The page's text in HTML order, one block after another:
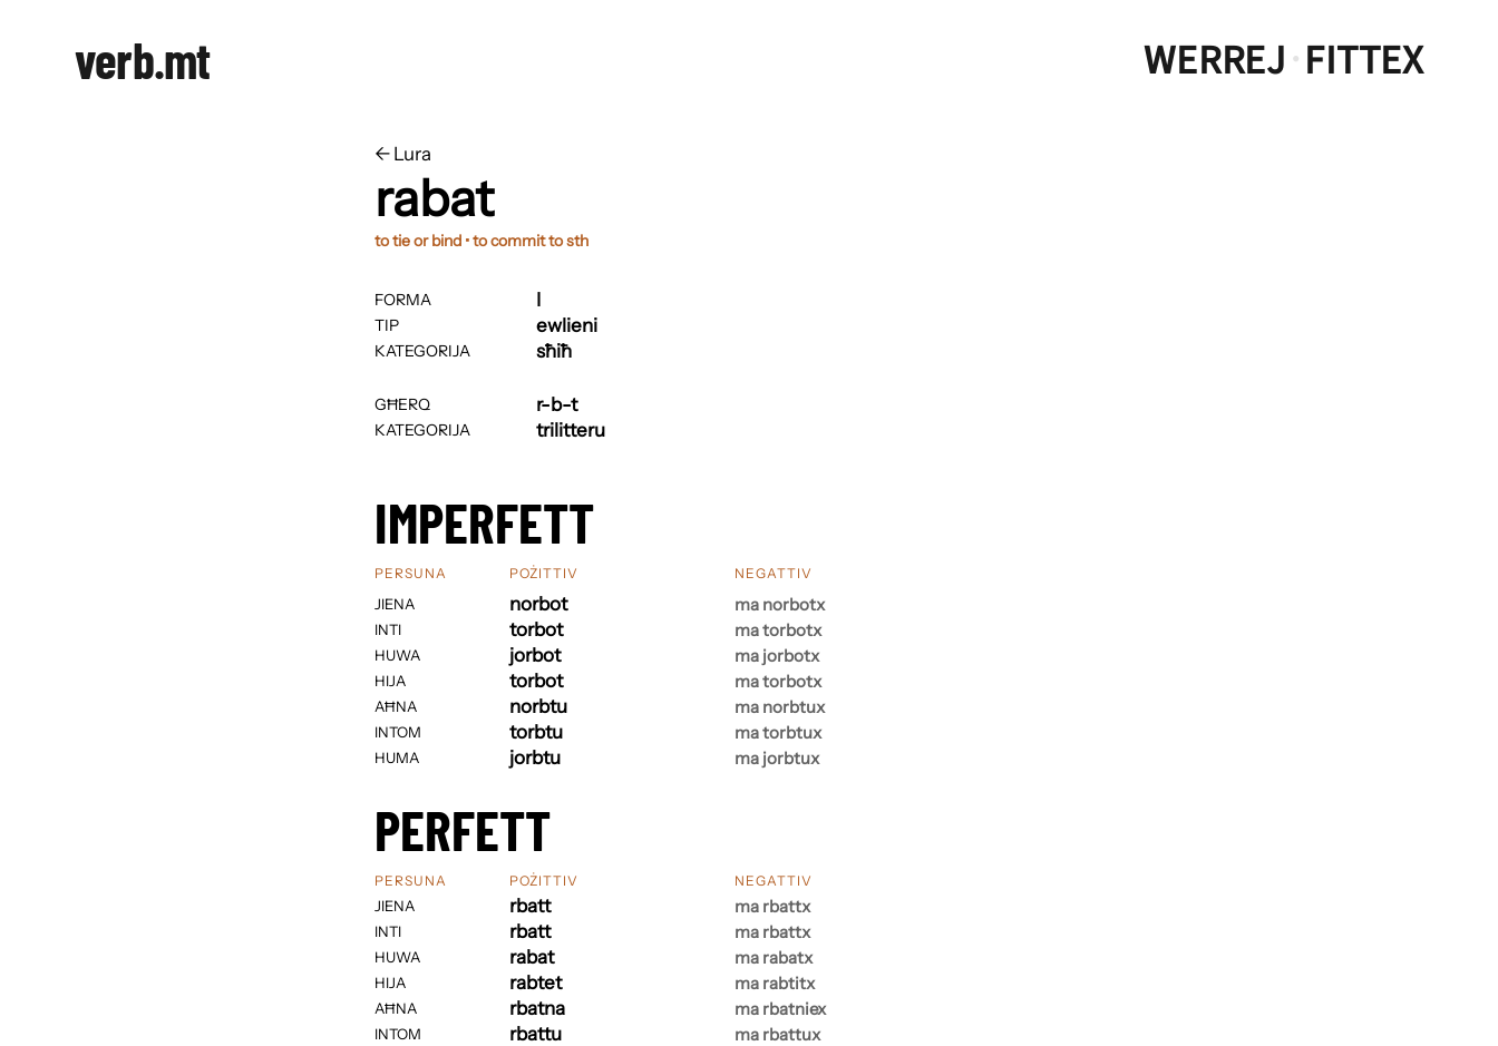
verb.mt WERREJ·FITTEX
← ​​Lura
rabat
to tie or bind • to commit to sth
FORMA
TIP
KATEGORIJA
GĦERQ
KATEGORIJA
ewlieni
sħiħ
r-b-t
trilitteru
IMPERFETT
PERSUNA
JIENA
INTI
HUWA
HIJA
AĦNA
INTOM
HUMA
POŻITTIV
norbot
torbot
jorbot
torbot
norbtu
torbtu
jorbtu
NEGATTIV
ma norbotx
ma torbotx
ma jorbotx
ma torbotx
ma norbtux
ma torbtux
ma jorbtux
PERFETT
PERSUNA
JIENA
INTI
HUWA
HIJA
AĦNA
INTOM
POŻITTIV
rbatt
rbatt
rabat
rabtet
rbatna
rbattu
NEGATTIV
ma rbattx
ma rbattx
ma rabatx
ma rabtitx
ma rbatniex
ma rbattux